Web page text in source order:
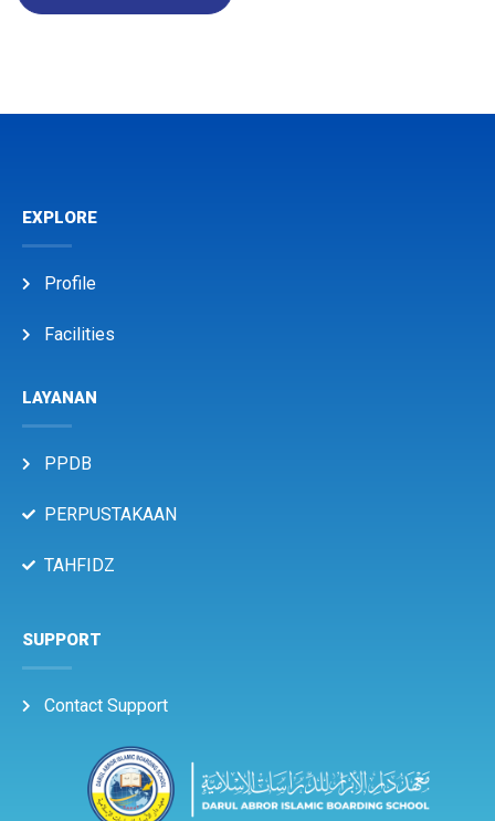
EXPLORE
Profile
Facilities
LAYANAN
PPDB
PERPUSTAKAAN
TAHFIDZ
SUPPORT
Contact Support